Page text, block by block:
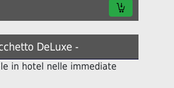
DeLuxe -
in hotel nelle immediate